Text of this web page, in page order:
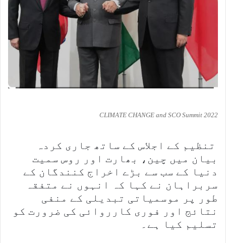
CLIMATE CHANGE and SCO Summit 2022
تنظیم کے اجلاس کے ساتھ جاری کردہ
بیان میں چین، بھارت اور روس سمیت
دنیا کے سب سے بڑے اخراج کنندگان کے
سربراہان نے کہا کہ انہوں نے متفقہ
طور پر موسمیاتی تبدیلی کے منفی
نتائج اور فوری کارروائی کی ضرورت کو
تسلیم کیا ہے۔